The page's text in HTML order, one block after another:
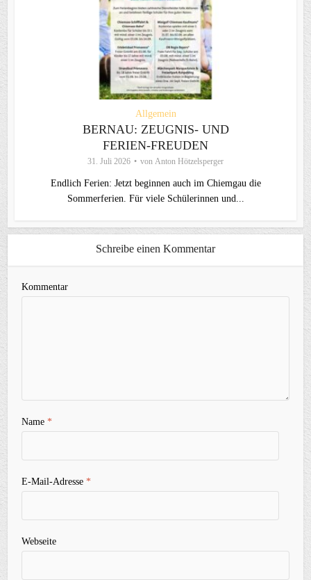
Allgemein
BERNAU: ZEUGNIS- UND
FERIEN-FREUDEN
31. Juli 2026 von Anton Hötzelsperger
Endlich Ferien: Jetzt beginnen auch im Chiemgau die
Sommerferien. Für viele Schülerinnen und...
Schreibe einen Kommentar
Kommentar
Name*
E-Mail-Adresse*
Webseite